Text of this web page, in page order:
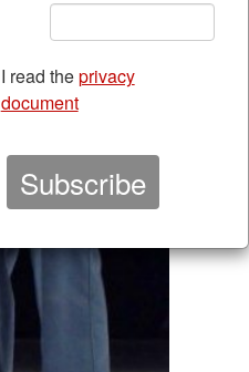
I read theprivacy
document